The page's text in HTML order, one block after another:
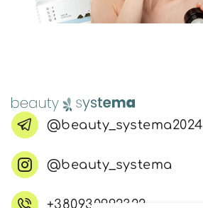
@beauty_systema2024
@beauty_systema
+380930992322